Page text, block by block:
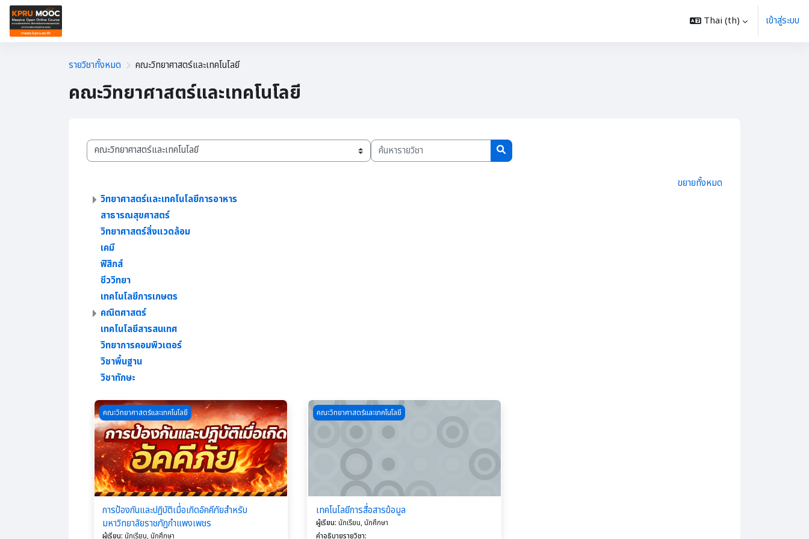
ข้ามไปที่เนื้อหาหลัก
Thai ‎(th)‎ เข้าสู่ระบบ
รายวิชาทั้งหมด คณะวิทยาศาสตร์และเทคโนโลยี
คณะวิทยาศาสตร์และเทคโนโลยี
ประเภทของรายวิชา ค้นหารายวิชา
ค้นหารายวิชา
ขยายทั้งหมด
วิทยาศาสตร์และเทคโนโลยีการอาหาร
สาธารณสุขศาสตร์
วิทยาศาสตร์สิ่งแวดล้อม
เคมี
ฟิสิกส์
ชีววิทยา
เทคโนโลยีการเกษตร
คณิตศาสตร์
เทคโนโลยีสารสนเทศ
วิทยาการคอมพิวเตอร์
วิชาพื้นฐาน
วิชาทักษะ
Course image การป้องกันและปฏิบัติเมื่อเกิดอัคคีภัยสำหรับมหาวิทยาลัยราชภัฏกำแพงเพชร
คณะวิทยาศาสตร์และเทคโนโลยี
การป้องกันและปฏิบัติเมื่อเกิดอัคคีภัยสำหรับ
มหาวิทยาลัยราชภัฏกำแพงเพชร
ผู้เรียน: นักเรียน, นักศึกษา
Course image เทคโนโลยีการสื่อสารข้อมูล
คณะวิทยาศาสตร์และเทคโนโลยี
เทคโนโลยีการสื่อสารข้อมูล
ผู้เรียน: นักเรียน, นักศึกษา
คำอธิบายรายวิชา: